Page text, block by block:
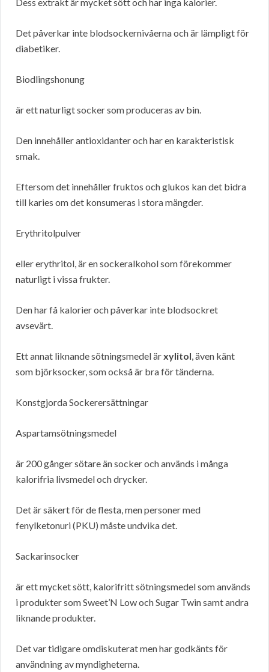
Det påverkar inte blodsockernivåerna och är lämpligt för
diabetiker.
Biodlingshonung
är ett naturligt socker som produceras av bin.
Den innehåller antioxidanter och har en karakteristisk
smak.
Eftersom det innehåller fruktos och glukos kan det bidra
till karies om det konsumeras i stora mängder.
Erythritolpulver
eller erythritol, är en sockeralkohol som förekommer
naturligt i vissa frukter.
Den har få kalorier och påverkar inte blodsockret
avsevärt.
Ett annat liknande sötningsmedel ärxylitol, även känt
som björksocker, som också är bra för tänderna.
Konstgjorda Sockerersättningar
Aspartamsötningsmedel
är 200 gånger sötare än socker och används i många
kalorifria livsmedel och drycker.
Det är säkert för de flesta, men personer med
fenylketonuri (PKU) måste undvika det.
Sackarinsocker
är ett mycket sött, kalorifritt sötningsmedel som används
i produkter som Sweet’N Low och Sugar Twin samt andra
liknande produkter.
Det var tidigare omdiskuterat men har godkänts för
användning av myndigheterna.